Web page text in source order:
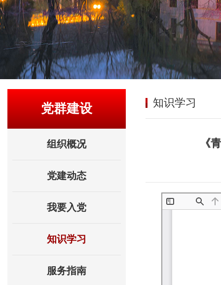
党群建设
组织概况
党建动态
我要入党
知识学习
服务指南
知识学习
《